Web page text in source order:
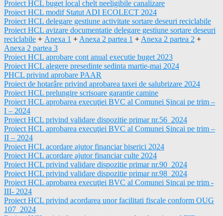
Proiect HCL buget local chelt neeligibile canalizare
Proiect HCL modif Statut ADI ECOLECT 2024
Proiect HCL delegare gestiune activitate sortare deseuri reciclabile
Proiect HCL avizare documentatie delegare gestiune sortare deseuri
reciclabile + Anexa 1 + Anexa 2 partea 1 + Anexa 2 partea 2 +
Anexa 2 partea 3
Proiect HCL aprobare cont anual executie buget 2023
Proiect HCL alegere presedinte sedinta martie-mai 2024
PHCL privind aprobare PAAR
Proiect de hotarâre privind aprobarea taxei de salubrizare 2024
Proiect HCL prelungire scrisoare garantie camine
Proiect HCL aprobarea execuţiei BVC al Comunei Şincai pe trim –
I – 2024
Proiect HCL privind validare dispozitie primar nr.56_2024
Proiect HCL aprobarea execuţiei BVC al Comunei Şincai pe trim –
II – 2024
Proiect HCL acordare ajutor financiar biserici 2024
Proiect HCL acordare ajutor financiar culte 2024
Proiect HCL privind validare dispozitie primar nr.90_2024
Proiect HCL privind validare dispozitie primar nr.98_2024
Proiect HCL aprobarea execuţiei BVC al Comunei Şincai pe trim -
III- 2024
Proiect HCL privind acordarea unor facilitati fiscale conform OUG
107_2024